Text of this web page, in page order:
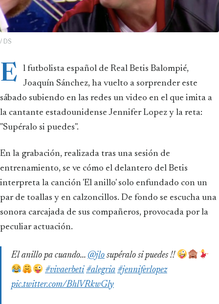
/ DS
E
l futbolista español de Real Betis Balompié,
Joaquín Sánchez, ha vuelto a sorprender este
sábado subiendo en las redes un video en el que imita a
la cantante estadounidense Jennifer Lopez y la reta:
"Supéralo si puedes".
En la grabación, realizada tras una sesión de
entrenamiento, se ve cómo el delantero del Betis
interpreta la canción 'El anillo' solo enfundado con un
par de toallas y en calzoncillos. De fondo se escucha una
sonora carcajada de sus compañeros, provocada por la
peculiar actuación.
El anillo pa cuando... @jlo supéralo si puedes !!
#vivaerbeti #alegria #jenniferlopez
pic.twitter.com/BhlVRkwGly